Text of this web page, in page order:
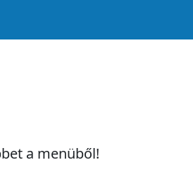
a menüből!